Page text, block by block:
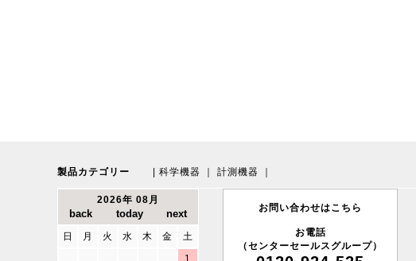
製品カテゴリー 科学機器 計測機器
2026年 08月
日 月 火 水 木 金
土
1
お問い合わせはこちら
お電話
（センターセールスグループ）